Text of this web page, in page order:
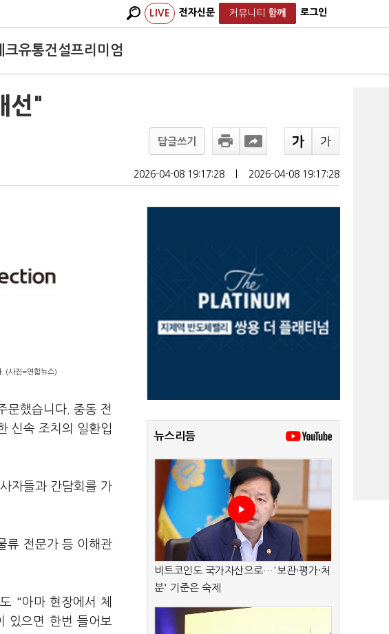
LIVE 전자신문 커뮤니티 함께 로그인
크유통건설프리미엄
선"
답글쓰기
2026-04-08 19:17:28 2026-04-08 19:17:28
. (사진=연합뉴스)
문했습니다. 중동 전
신속 조치의 일환입
자들과 간담회를 가
류 전문가 등 이해관
"아마 현장에서 체
있으면 한번 들어보
뉴스리듬
비트코인도 국가자산으로…'보관·평가·처
분' 기준은 숙제